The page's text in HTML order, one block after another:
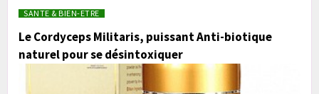
SANTE & BIEN-ETRE
Le Cordyceps Militaris, puissant Anti-biotique
naturel pour se désintoxiquer